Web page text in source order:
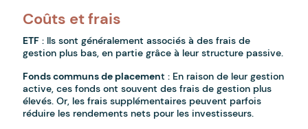
Coûts et frais
ETF : Ils sont généralement associés à des frais de
gestion plus bas, en partie grâce à leur structure passive.
Fonds communs de placement : En raison de leur gestion
active, ces fonds ont souvent des frais de gestion plus
élevés. Or, les frais supplémentaires peuvent parfois
réduire les rendements nets pour les investisseurs.